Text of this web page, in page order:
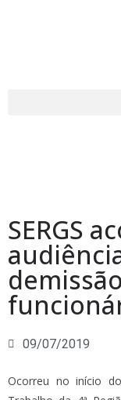
SERGS
09/07/2019
Ocorreu no início